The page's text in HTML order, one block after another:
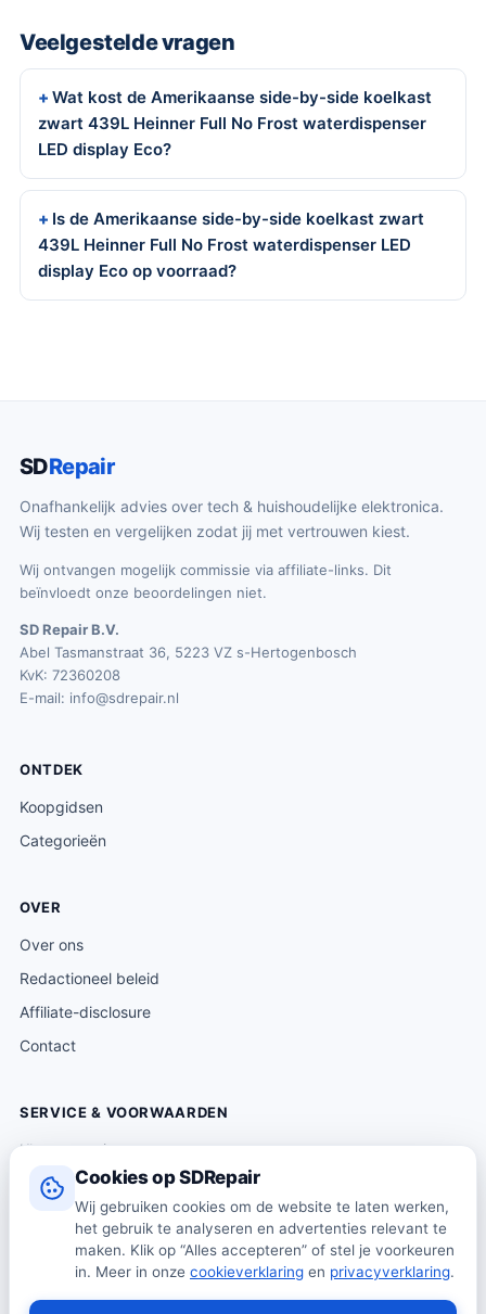
Cookies op SDRepair
Wij gebruiken cookies om de website te laten werken,
het gebruik te analyseren en advertenties relevant te
maken. Klik op “Alles accepteren” of stel je voorkeuren
in. Meer in onze cookieverklaring en privacyverklaring.
Veelgestelde vragen
Wat kost de Amerikaanse side-by-side koelkast
zwart 439L Heinner Full No Frost waterdispenser
LED display Eco?
Is de Amerikaanse side-by-side koelkast zwart
439L Heinner Full No Frost waterdispenser LED
display Eco op voorraad?
SDRepair
Onafhankelijk advies over tech & huishoudelijke elektronica.
Wij testen en vergelijken zodat jij met vertrouwen kiest.
Wij ontvangen mogelijk commissie via affiliate-links. Dit
beïnvloedt onze beoordelingen niet.
SD Repair B.V.
Abel Tasmanstraat 36, 5223 VZ s-Hertogenbosch
KvK: 72360208
E-mail: info@sdrepair.nl
ONTDEK
Koopgidsen
Categorieën
OVER
Over ons
Redactioneel beleid
Affiliate-disclosure
Contact
SERVICE & VOORWAARDEN
Klantenservice
Verzending & levering
Retourneren
Algemene voorwaarden